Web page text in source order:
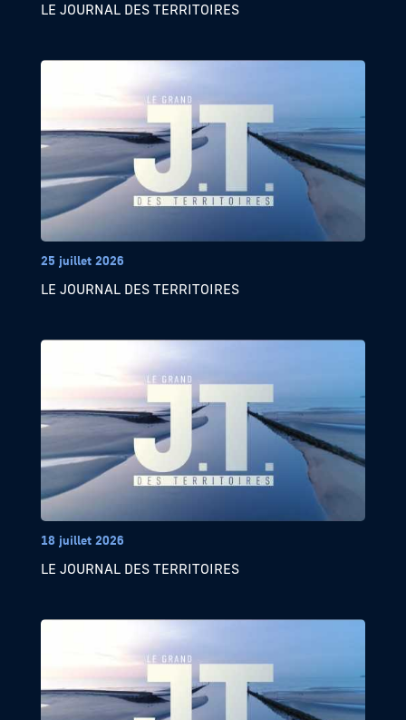
LE JOURNAL DES TERRITOIRES
25 juillet 2026
LE JOURNAL DES TERRITOIRES
18 juillet 2026
LE JOURNAL DES TERRITOIRES